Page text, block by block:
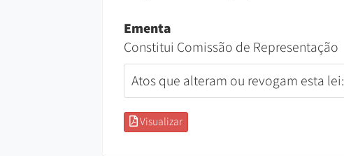
Ementa
Constitui Comissão de Representação
Atos que alteram ou revogam esta lei:
Visualizar